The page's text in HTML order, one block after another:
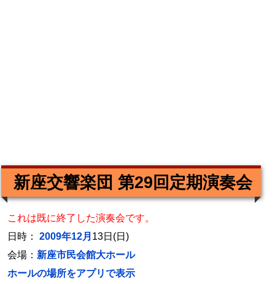
新座交響楽団 第29回定期演奏会
これは既に終了した演奏会です。
日時： 2009年12月 13日(日)
会場： 新座市民会館大ホール
ホールの場所をアプリで表示